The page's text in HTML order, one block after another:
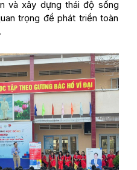
và xây dựng thái độ sống
trọng để phát triển toàn